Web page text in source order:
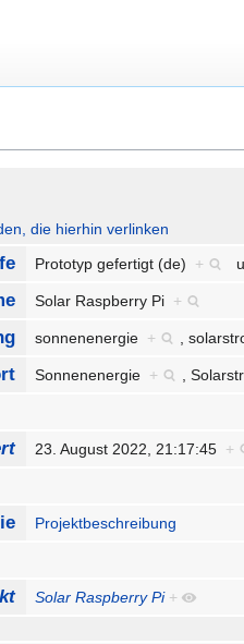
die hierhin verlinken
Prototyp gefertigt (de) +
Solar Raspberry Pi +
sonnenenergie + ,
Sonnenenergie + ,
23. August 2022, 21:17:45 +
Projektbeschreibung
Solar Raspberry Pi +